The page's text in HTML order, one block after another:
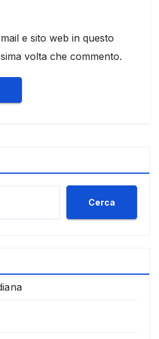
e sito web in questo
volta che commento.
Cerca